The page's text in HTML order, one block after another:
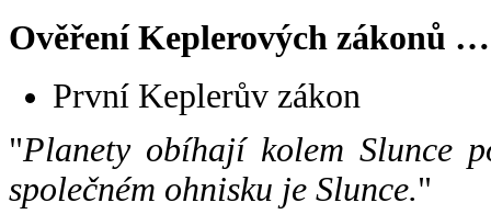
Ověření Keplerových zákonů …
První Keplerův zákon
"Planety obíhají kolem Slunce
společném ohnisku je Slunce."